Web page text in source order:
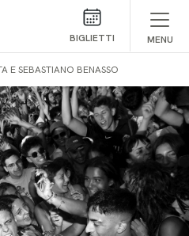
BIGLIETTI MENU
E SEBASTIANO BENASSO